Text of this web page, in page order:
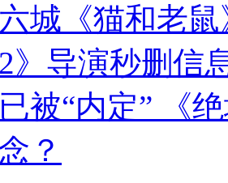
城《猫和老
2》导演秒删
被“内定” 《
？